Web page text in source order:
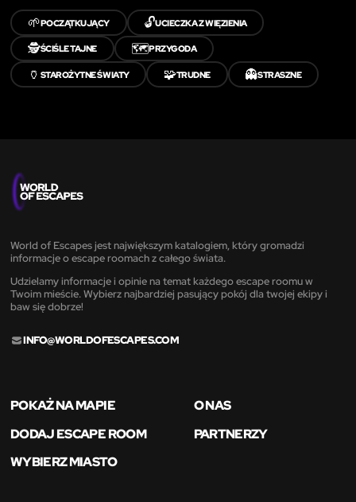
🌱POCZĄTKUJĄCY 🔓UCIECZKA Z WIĘZIENIA
🕵️ŚCIŚLE TAJNE 🗺️PRZYGODA
🏺 STAROŻYTNE ŚWIATY 🧩TRUDNE 👻STRASZNE
World of Escapes jest największym katalogiem, który gromadzi
informacje o escape roomach z całego świata.
Udzielamy informacje i opinie na temat każdego escape roomu w
Twoim mieście. Wybierz najbardziej pasujący pokój dla twojej ekipy i
baw się dobrze!
INFO@WORLDOFESCAPES.COM
POKAŻ NA MAPIE
O NAS
DODAJ ESCAPE ROOM
PARTNERZY
WYBIERZ MIASTO